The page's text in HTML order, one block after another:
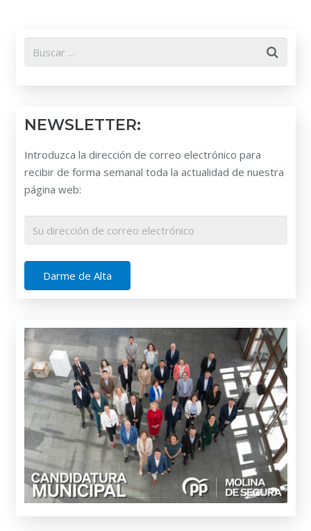
NEWSLETTER:
Introduzca la dirección de correo electrónico para
recibir de forma semanal toda la actualidad de nuestra
página web: